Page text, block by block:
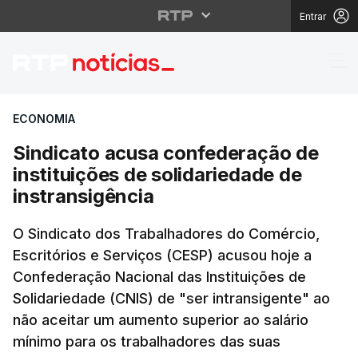
Entrar
Sindicato acusa
ECONOMIA
Sindicato acusa confederação de
instituições de solidariedade de
instransigência
O Sindicato dos Trabalhadores do Comércio,
Escritórios e Serviços (CESP) acusou hoje a
Confederação Nacional das Instituições de
Solidariedade (CNIS) de "ser intransigente" ao
não aceitar um aumento superior ao salário
mínimo para os trabalhadores das suas